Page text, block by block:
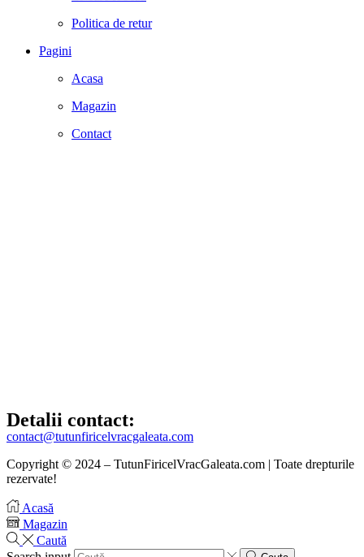
Politica de retur
Pagini
Acasa
Magazin
Contact
Detalii contact:
contact@tutunfiricelvracgaleata.com
Copyright © 2024 – TutunFiricelVracGaleata.com | Toate drepturile
rezervate!
Acasă
Magazin
Caută